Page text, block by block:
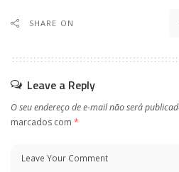
SHARE ON
Leave a Reply
O seu endereço de e-mail não será
marcados com *